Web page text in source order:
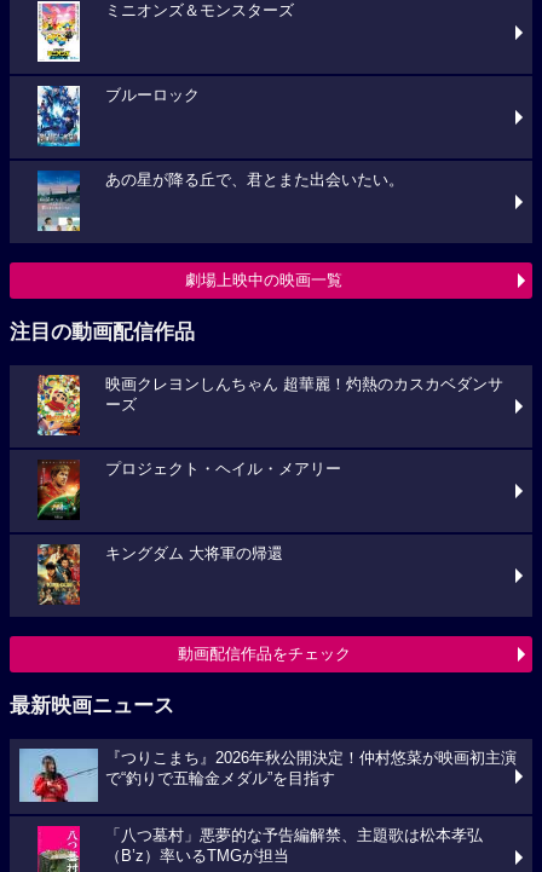
ミニオンズ＆モンスターズ
ブルーロック
あの星が降る丘で、君とまた出会いたい。
劇場上映中の映画一覧
注目の動画配信作品
映画クレヨンしんちゃん 超華麗！灼熱のカスカベダンサ
ーズ
プロジェクト・ヘイル・メアリー
キングダム 大将軍の帰還
動画配信作品をチェック
最新映画ニュース
『つりこまち』2026年秋公開決定！仲村悠菜が映画初主演
で“釣りで五輪金メダル”を目指す
「八つ墓村」悪夢的な予告編解禁、主題歌は松本孝弘
（B’z）率いるTMGが担当